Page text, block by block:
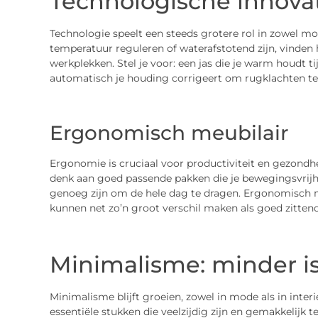
Technologie speelt een steeds grotere rol in zowel
temperatuur reguleren of waterafstotend zijn, vinden
werkplekken. Stel je voor: een jas die je warm houdt
automatisch je houding corrigeert om rugklachten
Ergonomisch meubilair
Ergonomie is cruciaal voor productiviteit en
denk aan goed passende pakken die je
genoeg zijn om de hele dag te dragen. Ergonomisch
kunnen net zo’n groot verschil maken als goed
Minimalisme: minder
Minimalisme blijft groeien, zowel in mode als in
essentiële stukken die veelzijdig zijn en gemakkelijk